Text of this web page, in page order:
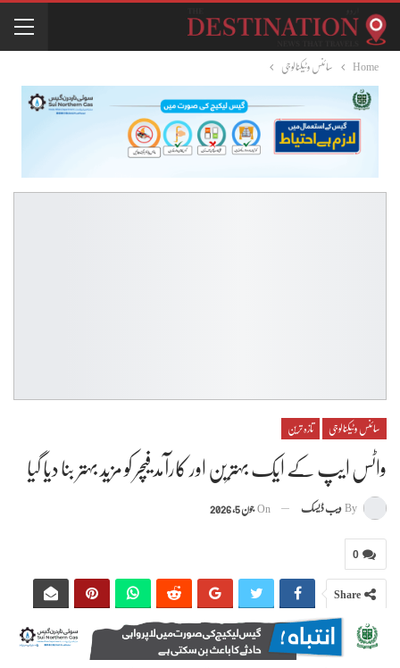
Home سائنس وٹیکنالوجی
سائنس وٹیکنالوجی تازہ ترین
واٹس ایپ کے ایک بہترین اور کارآمد فیچر کو مزید بہتر بنا دیا گیا
By ویب ڈیسک On جون 5, 2026
0
Share